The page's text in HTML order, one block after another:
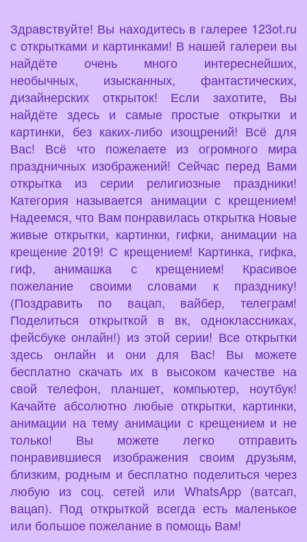
Здравствуйте! Вы находитесь в галерее 123ot.ru
с открытками и картинками! В нашей галереи вы
найдёте очень много интереснейших,
необычных, изысканных, фантастических,
дизайнерских открыток! Если захотите, Вы
найдёте здесь и самые простые открытки и
картинки, без каких-либо изощрений! Всё для
Вас! Всё что пожелаете из огромного мира
праздничных изображений! Сейчас перед Вами
открытка из серии религиозные праздники!
Категория называется анимации с крещением!
Надеемся, что Вам понравилась открытка Новые
живые открытки, картинки, гифки, анимации на
крещение 2019! С крещением! Картинка, гифка,
гиф, анимашка с крещением! Красивое
пожелание своими словами к празднику!
(Поздравить по вацап, вайбер, телеграм!
Поделиться открыткой в вк, одноклассниках,
фейсбуке онлайн!) из этой серии! Все открытки
здесь онлайн и они для Вас! Вы можете
бесплатно скачать их в высоком качестве на
свой телефон, планшет, компьютер, ноутбук!
Качайте абсолютно любые открытки, картинки,
анимации на тему анимации с крещением и не
только! Вы можете легко отправить
понравившиеся изображения своим друзьям,
близким, родным и бесплатно поделиться через
любую из соц. сетей или WhatsApp (ватсап,
вацап). Под открыткой всегда есть маленькое
или большое пожелание в помощь Вам!